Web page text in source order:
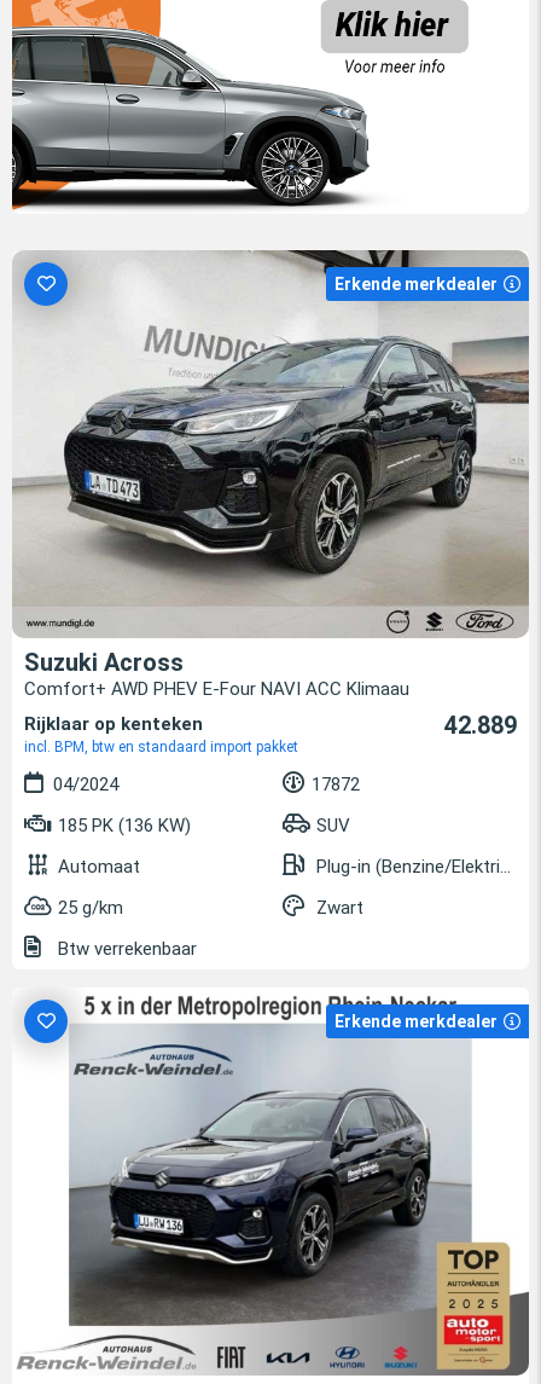
Erkende merkdealer
Suzuki Across
Comfort+ AWD PHEV E-Four NAVI ACC Klimaau
Rijklaar op kenteken
incl. BPM, btw en standaard import pakket
42.889
04/2024
17872
185 PK (136 KW)
SUV
Automaat
Plug-in (Benzine/Elektrisch)
25 g/km
Zwart
Btw verrekenbaar
Erkende merkdealer